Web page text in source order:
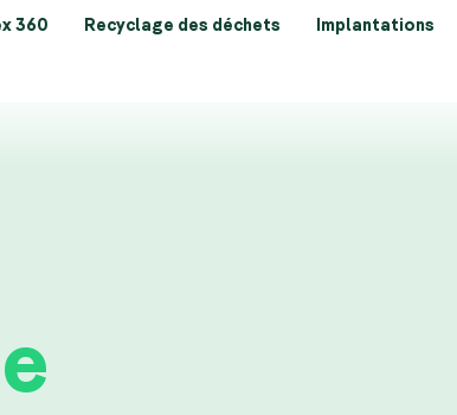
360 Recyclage des déchets Implantations